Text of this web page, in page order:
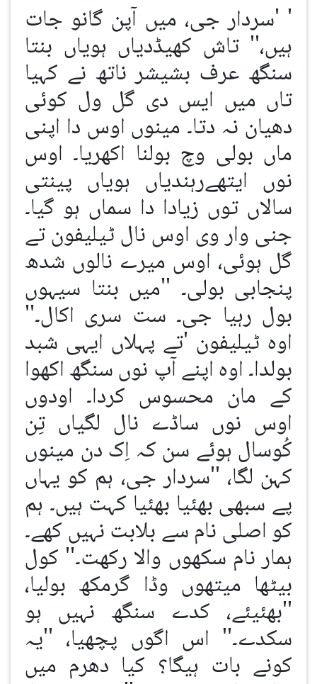
' 'سردار جی، میں آپن گانو جات
ہیں،'' تاش کھیڈدیاں ہویاں بنتا
سنگھ عرف بشیشر ناتھ نے کہیا
تاں میں ایس دی گل ول کوئی
دھیان نہ دتا۔ مینوں اوس دا اپنی
ماں بولی وچ بولنا اکھریا۔ اوس
نوں ایتھےرہندیاں ہویاں پینتی
سالاں توں زیادا دا سماں ہو گیا۔
جنی وار وی اوس نال ٹیلیفون تے
گل ہوئی، اوس میرے نالوں شدھ
پنجابی بولی۔ ''میں بنتا سیہوں
بول رہیا جی۔ ست سری اکال۔''
اوہ ٹیلیفون 'تے پہلاں ایہی شبد
بولدا۔ اوہ اپنے آپ نوں سنگھ اکھوا
کے مان محسوس کردا۔ اودوں
اوس نوں ساڈے نال لگیاں تِن
کُوسال ہوئے سن کہ اِک دن مینوں
کہن لگا، ''سردار جی، ہم کو یہاں
پے سبھی بھئیا بھئیا کہت ہیں۔ ہم
کو اصلی نام سے بلابت نہیں کھے۔
ہمار نام سکھوں والا رکھت۔'' کول
بیٹھا میتھوں وڈا گرمکھ بولیا،
''بھئیئے، کدے سنگھ نہیں ہو
سکدے۔'' اس اگوں پچھیا، ''یہ
کونے بات ہیگا؟ کیا دھرم میں